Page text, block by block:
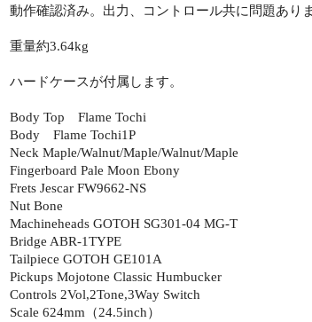
動作確認済み。出力、コントロール共に問題あり
重量約3.64kg
ハードケースが付属します。
Body Top Flame Tochi
Body Flame Tochi1P
Neck Maple/Walnut/Maple/Walnut/Maple
Fingerboard Pale Moon Ebony
Frets Jescar FW9662-NS
Nut Bone
Machineheads GOTOH SG301-04 MG-T
Bridge ABR-1TYPE
Tailpiece GOTOH GE101A
Pickups Mojotone Classic Humbucker
Controls 2Vol,2Tone,3Way Switch
Scale 624mm（24.5inch）